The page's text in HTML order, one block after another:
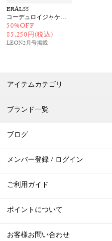
ERAL55
コーデュロイジャケット
50%OFF
85,250円(税込)
LEON2月号掲載
アイテムカテゴリ
ブランド一覧
ブログ
メンバー登録 / ログイン
ご利用ガイド
ポイントについて
お客様お問い合わせ